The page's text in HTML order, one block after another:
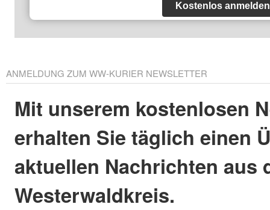
Kostenlos anmelden
ANMELDUNG ZUM WW-KURIER NEWSLETTER
Mit unserem kostenlosen
erhalten Sie täglich einen
aktuellen Nachrichten aus
Westerwaldkreis.